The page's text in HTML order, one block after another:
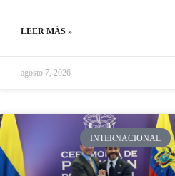
LEER MÁS »
agosto 7, 2026
INTERNACIONAL